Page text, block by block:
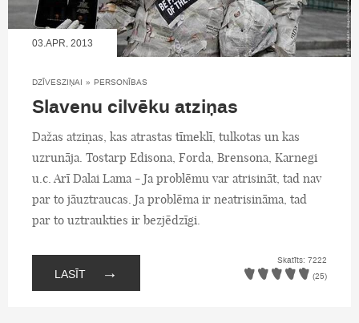
03.APR, 2013
DZĪVESZIŅAI » PERSONĪBAS
Slavenu cilvēku atziņas
Dažas atziņas, kas atrastas tīmeklī, tulkotas un kas
uzrunāja. Tostarp Edisona, Forda, Brensona, Karnegi
u.c. Arī Dalai Lama - Ja problēmu var atrisināt, tad nav
par to jāuztraucas. Ja problēma ir neatrisināma, tad
par to uztraukties ir bezjēdzīgi.
LASĪT →
Skatīts: 7222
(25)